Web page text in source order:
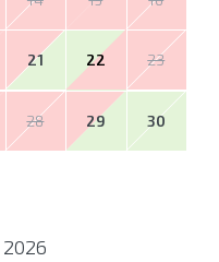
21 22 23
28 29 30
2026